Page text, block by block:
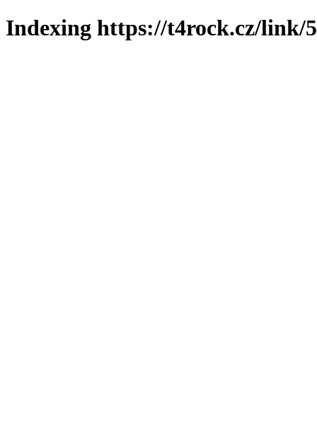
Indexing https://t4rock.cz/link/